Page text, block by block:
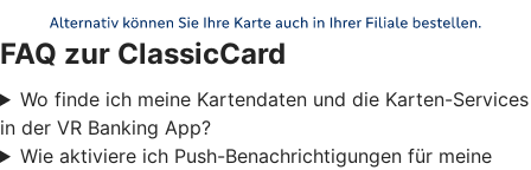
FAQ zur ClassicCard
Wo finde ich meine Kartendaten und die Karten-Services
in der VR Banking App?
Wie aktiviere ich Push-Benachrichtigungen für meine